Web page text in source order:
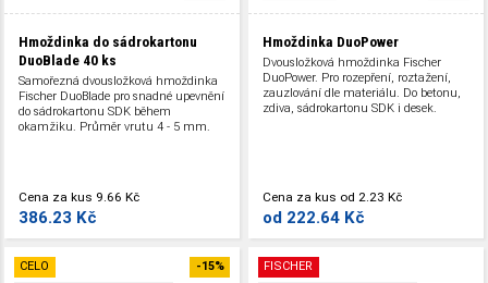
Hmoždinka do sádrokartonu
DuoBlade 40 ks
Samořezná dvousložková hmoždinka
Fischer DuoBlade pro snadné upevnění
do sádrokartonu SDK během
okamžiku. Průměr vrutu 4 - 5 mm.
Cena za kus 9.66 Kč
386.23 Kč
Hmoždinka DuoPower
Dvousložková hmoždinka Fischer
DuoPower. Pro rozepření, roztažení,
zauzlování dle materiálu. Do betonu,
zdiva, sádrokartonu SDK i desek.
Cena za kus od 2.23 Kč
od 222.64 Kč
CELO
-15%
FISCHER